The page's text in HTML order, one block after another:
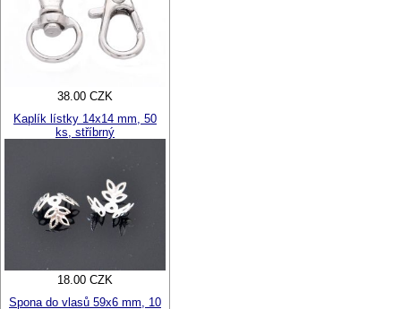
38.00 CZK
Kaplík lístky 14x14 mm, 50
ks, stříbrný
18.00 CZK
Spona do vlasů 59x6 mm, 10